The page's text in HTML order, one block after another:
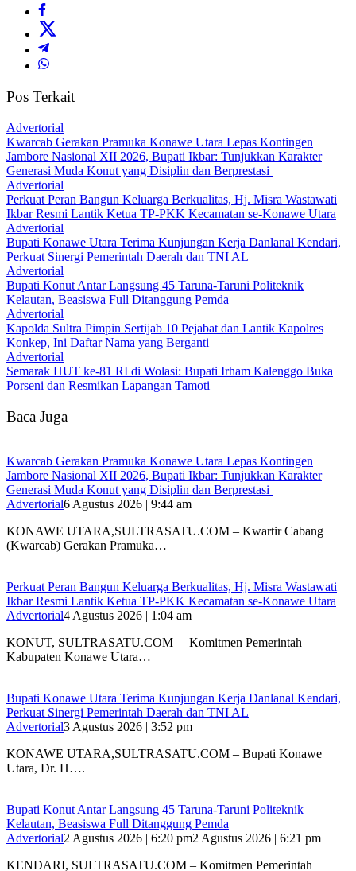
Pos Terkait
Advertorial
‎Kwarcab Gerakan Pramuka Konawe Utara Lepas Kontingen
Jambore Nasional XII 2026, Bupati Ikbar: Tunjukkan Karakter
Generasi Muda Konut yang Disiplin dan Berprestasi ‎
Advertorial
‎Perkuat Peran Bangun Keluarga Berkualitas, Hj. Misra Wastawati
Ikbar Resmi Lantik Ketua TP-PKK Kecamatan se-Konawe Utara
Advertorial
Bupati Konawe Utara Terima Kunjungan Kerja Danlanal Kendari,
Perkuat Sinergi Pemerintah Daerah dan TNI AL
Advertorial
Bupati Konut Antar Langsung 45 Taruna-Taruni Politeknik
Kelautan, Beasiswa Full Ditanggung Pemda
Advertorial
‎Kapolda Sultra Pimpin Sertijab 10 Pejabat dan Lantik Kapolres
Konkep, Ini Daftar Nama yang Berganti
Advertorial
Semarak HUT ke-81 RI di Wolasi: Bupati Irham Kalenggo Buka
Porseni dan Resmikan Lapangan Tamoti
Baca Juga
‎Kwarcab Gerakan Pramuka Konawe Utara Lepas Kontingen
Jambore Nasional XII 2026, Bupati Ikbar: Tunjukkan Karakter
Generasi Muda Konut yang Disiplin dan Berprestasi ‎
Advertorial6 Agustus 2026 | 9:44 am
KONAWE UTARA,SULTRASATU.COM – Kwartir Cabang
(Kwarcab) Gerakan Pramuka…
‎Perkuat Peran Bangun Keluarga Berkualitas, Hj. Misra Wastawati
Ikbar Resmi Lantik Ketua TP-PKK Kecamatan se-Konawe Utara
Advertorial4 Agustus 2026 | 1:04 am
‎KONUT, SULTRASATU.COM – Komitmen Pemerintah
Kabupaten Konawe Utara…
Bupati Konawe Utara Terima Kunjungan Kerja Danlanal Kendari,
Perkuat Sinergi Pemerintah Daerah dan TNI AL
Advertorial3 Agustus 2026 | 3:52 pm
‎KONAWE UTARA,SULTRASATU.COM – Bupati Konawe
Utara, Dr. H….
Bupati Konut Antar Langsung 45 Taruna-Taruni Politeknik
Kelautan, Beasiswa Full Ditanggung Pemda
Advertorial2 Agustus 2026 | 6:20 pm2 Agustus 2026 | 6:21 pm
KENDARI, SULTRASATU.COM – Komitmen Pemerintah